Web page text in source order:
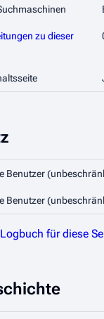
zu dieser
Benutzer
Benutzer
für diese